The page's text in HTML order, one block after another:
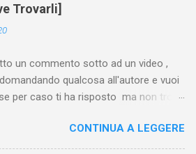
Trovarli]
un commento sotto ad un video ,
qualcosa all'autore e vuoi
per caso ti ha risposto ma non trovi
voce del tipo " cronologia commenti
" o cose simili? Vuoi sapere come
CONTINUA A LEGGERE